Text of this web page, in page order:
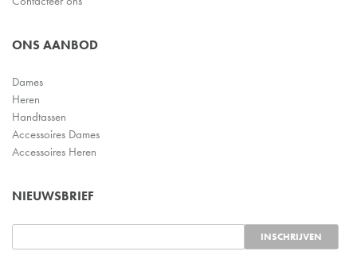
ONS AANBOD
Dames
Heren
Handtassen
Accessoires Dames
Accessoires Heren
NIEUWSBRIEF